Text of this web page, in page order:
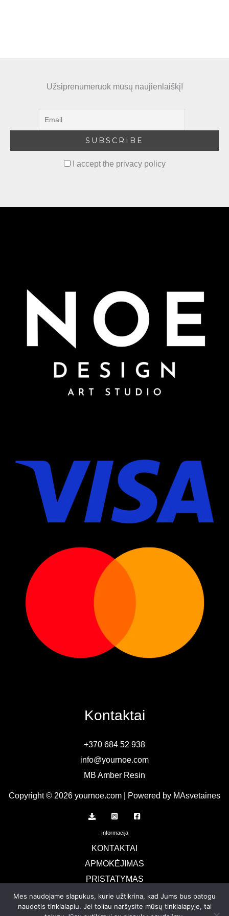
product
Užsiprenumeruok mūsų naujienlaiškį!
I accept the privacy policy
Kontaktai
+370 684 52 938
info@yournoe.com
MB Amber Resin
Copyright © 2026 yournoe.com | Powered by MAsvetaines
Informacija
KONTAKTAI
APMOKĖJIMAS
PRISTATYMAS
TERMINAI IR SĄLYGOS
Privatumo politika
Mes naudojame slapukus, kurie užtikrina, kad Jums bus patogu
naudotis tinklalapiu. Jei toliau naršysite mūsų tinklalapyje, tai